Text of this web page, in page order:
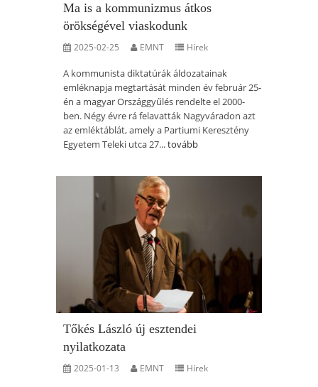
Ma is a kommunizmus átkos
örökségével viaskodunk
2025-02-25 EMNT Hírek
A kommunista diktatúrák áldozatainak
emléknapja megtartását minden év február 25-
én a magyar Országgyűlés rendelte el 2000-
ben. Négy évre rá felavatták Nagyváradon azt
az emléktáblát, amely a Partiumi Keresztény
Egyetem Teleki utca 27...tovább
Tőkés László új esztendei
nyilatkozata
2025-01-13 EMNT Hírek